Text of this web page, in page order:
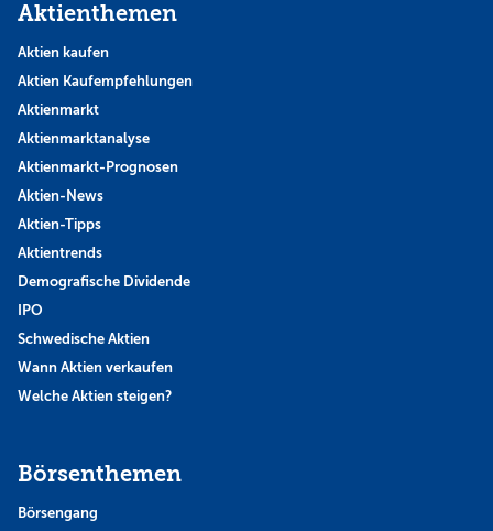
Aktienthemen
Aktien kaufen
Aktien Kaufempfehlungen
Aktienmarkt
Aktienmarktanalyse
Aktienmarkt-Prognosen
Aktien-News
Aktien-Tipps
Aktientrends
Demografische Dividende
IPO
Schwedische Aktien
Wann Aktien verkaufen
Welche Aktien steigen?
Börsenthemen
Börsengang